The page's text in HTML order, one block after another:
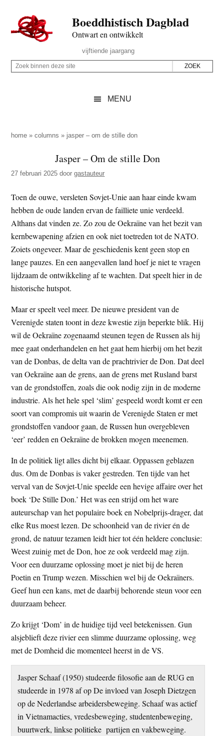
naar
de
inhoud
secondary
naar
de
sidebar
naar
de
Boeddhistisch Dagblad
Ontwart en ontwikkelt
Rechts
vijftiende jaargang
Z
p
z
e
s
i
t
e
Z
i
e
d
e
z
e
s
i
t
e
MENU
home »columns » jasper – om de stille don
Jasper – Om de stille Don
27 februari 2025 doorgastauteur
Toen de ouwe, versleten Sovjet-Unie aan haar einde kwam
hebben de oude landen ervan de failliete unie verdeeld.
Althans dat vinden ze. Zo zou de Oekraïne van het bezit van
kernbewapening afzien en ook niet toetreden tot de NATO.
Zoiets ongeveer. Maar de geschiedenis kent geen stop en
lange pauzes. En een aangevallen land hoef je niet te vragen
lijdzaam de ontwikkeling af te wachten. Dat speelt hier in de
historische hutspot.
Maar er speelt veel meer. De nieuwe president van de
Verenigde staten toont in deze kwestie zijn beperkte blik. Hij
wil de Oekraïne zogenaamd steunen tegen de Russen als hij
mee gaat onderhandelen en het gaat hem hierbij om het bezit
van de Donbas, de delta van de prachtrivier de Don. Dat deel
van Oekraïne aan de grens, aan de grens met Rusland barst
van de grondstoffen, zoals die ook nodig zijn in de moderne
industrie. Als het hele spel ‘slim’ gespeeld wordt komt er een
soort van compromis uit waarin de Verenigde Staten er met
grondstoffen vandoor gaan, de Russen hun overgebleven
‘eer’ redden en Oekraïne de brokken mogen meenemen.
In de politiek ligt alles dicht bij elkaar. Oppassen geblazen
dus. Om de Donbas is vaker gestreden. Ten tijde van het
verval van de Sovjet-Unie speelde een hevige affaire over het
boek ‘De Stille Don.’ Het was een strijd om het ware
auteurschap van het populaire boek en Nobelprijs-drager, dat
elke Rus moest lezen. De schoonheid van de rivier én de
grond, de natuur tezamen leidt hier tot één heldere conclusie:
Weest zuinig met de Don, hoe ze ook verdeeld mag zijn.
Voor een duurzame oplossing moet je niet bij de heren
Poetin en Trump wezen. Misschien wel bij de Oekraïners.
Geef hun een kans, met de daarbij behorende steun voor een
duurzaam beheer.
Zo krijgt ‘Dom’ in de huidige tijd veel betekenissen. Gun
alsjeblieft deze rivier een slimme duurzame oplossing, weg
met de Domheid die momenteel heerst in de VS.
Jasper Schaaf (1950) studeerde filosofie aan de RUG en
studeerde in 1978 af op De invloed van Joseph Dietzgen
op de Nederlandse arbeidersbeweging. Schaaf was actief
in Vietnamacties, vredesbeweging, studentenbeweging,
buurtwerk, linkse politieke partijen en vakbeweging.